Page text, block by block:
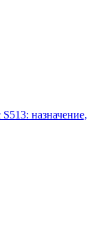
назначение,